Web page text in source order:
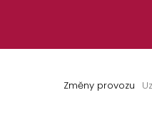
Změny provozu